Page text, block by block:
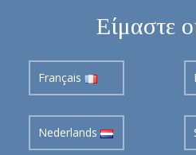
Είμαστε
Français
Nederlands